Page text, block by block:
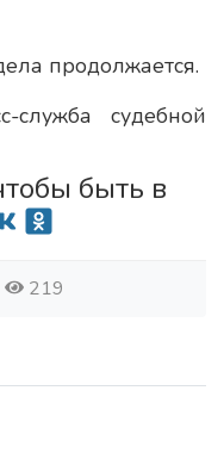
продолжается.
служба судебной
быть в
219